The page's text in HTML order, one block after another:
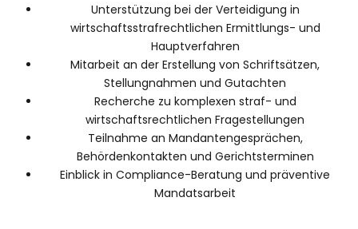
Unterstützung bei der Verteidigung in
wirtschaftsstrafrechtlichen Ermittlungs- und
Hauptverfahren
Mitarbeit an der Erstellung von Schriftsätzen,
Stellungnahmen und Gutachten
Recherche zu komplexen straf- und
wirtschaftsrechtlichen Fragestellungen
Teilnahme an Mandantengesprächen,
Behördenkontakten und Gerichtsterminen
Einblick in Compliance-Beratung und präventive
Mandatsarbeit